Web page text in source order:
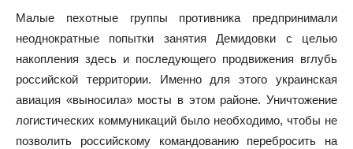
Малые пехотные группы противника предпринимали
неоднократные попытки занятия Демидовки с целью
накопления здесь и последующего продвижения вглубь
российской территории. Именно для этого украинская
авиация «выносила» мосты в этом районе. Уничтожение
логистических коммуникаций было необходимо, чтобы не
позволить российскому командованию перебросить на